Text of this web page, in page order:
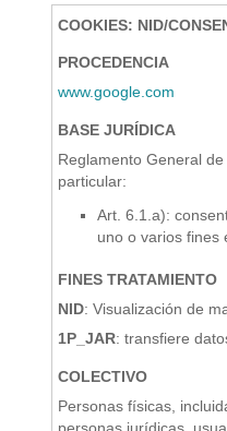
COOKIES: NID/
PROCEDENCIA
www.google.com
BASE JURÍDICA
Reglamento General
particular:
Art. 6.1.a):
uno o varios fines
FINES TRATAMIENTO
NID: Visualización de
1P_JAR: transfiere
COLECTIVO
Personas físicas,
personas jurídicas,